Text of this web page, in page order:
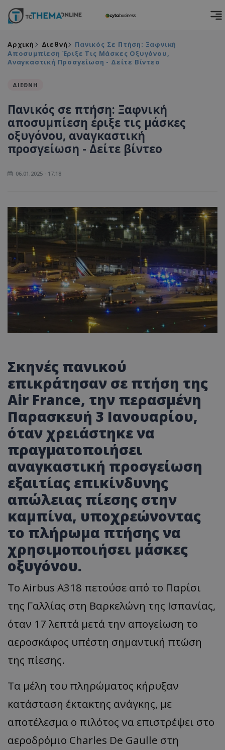
Αρχική Διεθνή
Πανικός Σε Πτήση: Ξαφνική
Αποσυμπίεση Έριξε Τις Μάσκες Οξυγόνου,
Αναγκαστική Προσγείωση - Δείτε Βίντεο
ΔΙΕΘΝΗ
Πανικός σε πτήση: Ξαφνική
αποσυμπίεση έριξε τις μάσκες
οξυγόνου, αναγκαστική
προσγείωση - Δείτε βίντεο
06.01.2025 - 17:18
Σκηνές πανικού
επικράτησαν σε πτήση της
Αir France, την περασμένη
Παρασκευή 3 Ιανουαρίου,
όταν χρειάστηκε να
πραγματοποιήσει
αναγκαστική προσγείωση
εξαιτίας επικίνδυνης
απώλειας πίεσης στην
καμπίνα, υποχρεώνοντας
το πλήρωμα πτήσης να
χρησιμοποιήσει μάσκες
οξυγόνου.
Το Airbus A318 πετούσε από το Παρίσι
της Γαλλίας στη Βαρκελώνη της Ισπανίας,
όταν 17 λεπτά μετά την απογείωση το
αεροσκάφος υπέστη σημαντική πτώση
της πίεσης.
Τα μέλη του πληρώματος κήρυξαν
κατάσταση έκτακτης ανάγκης, με
αποτέλεσμα ο πιλότος να επιστρέψει στο
αεροδρόμιο Charles De Gaulle στη